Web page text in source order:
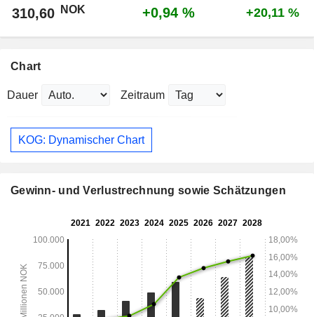
310,60 NOK +0,94 % +20,11 %
Chart
Dauer Zeitraum
KOG: Dynamischer Chart
Gewinn- und Verlustrechnung sowie Schätzungen